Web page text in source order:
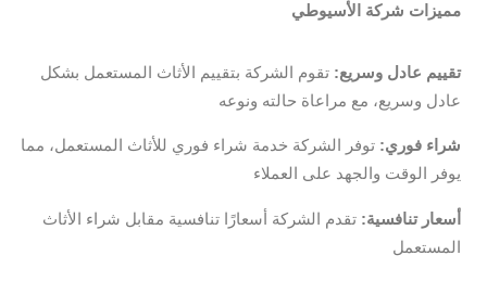
مميزات شركة الأسيوطي
تقييم عادل وسريع: تقوم الشركة بتقييم الأثاث المستعمل بشكل
عادل وسريع، مع مراعاة حالته ونوعه
شراء فوري: توفر الشركة خدمة شراء فوري للأثاث المستعمل، مما
يوفر الوقت والجهد على العملاء
أسعار تنافسية: تقدم الشركة أسعارًا تنافسية مقابل شراء الأثاث
المستعمل